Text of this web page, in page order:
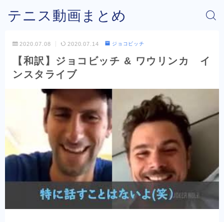
テニス動画まとめ
2020.07.08 2020.07.14 ジョコビッチ
【和訳】ジョコビッチ & ワウリンカ イ
ンスタライブ